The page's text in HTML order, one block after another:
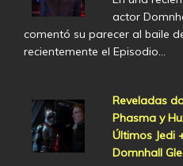
actor
comentó su parecer al baile
recientemente el Episodio…
Reveladas
Phasma y
Últimos Jedi
Domnhall